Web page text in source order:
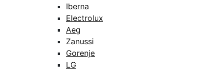
Iberna
Electrolux
Aeg
Zanussi
Gorenje
LG